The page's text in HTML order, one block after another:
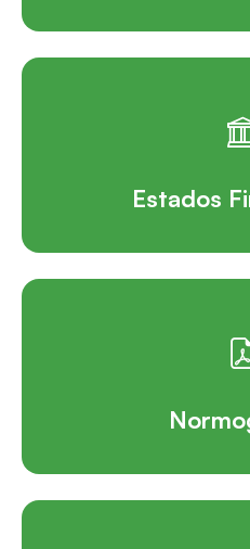
Estados